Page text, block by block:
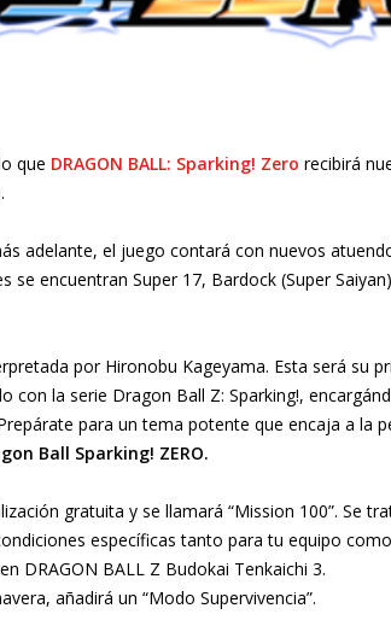
que DRAGON BALL: Sparking! Zero recibirá
adelante, el juego contará con nuevos
encuentran Super 17, Bardock (Super
por Hironobu Kageyama. Esta será su
la serie Dragon Ball Z: Sparking!,
para un tema potente que encaja a la
Ball Sparking! ZERO.
gratuita y se llamará “Mission 100”. Se
específicas tanto para tu equipo
DRAGON BALL Z Budokai Tenkaichi 3.
añadirá un “Modo Supervivencia”.